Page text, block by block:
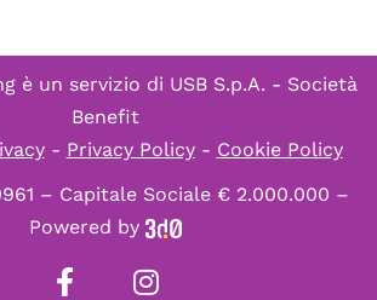
è un servizio di USB S.p.A. - Società
Benefit
- Privacy Policy- Cookie Policy
– Capitale Sociale € 2.000.000 –
Powered by